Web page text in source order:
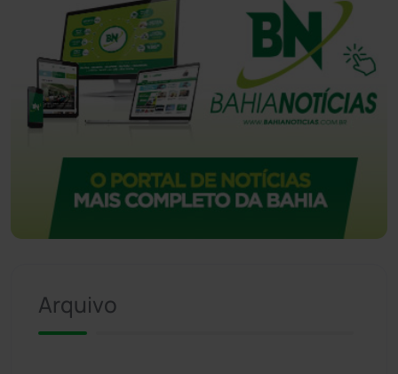
Arquivo